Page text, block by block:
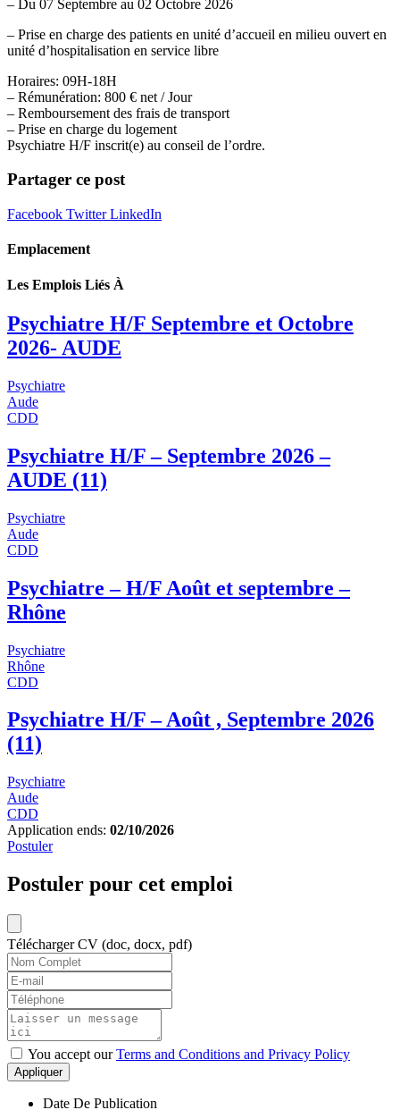
– Du 07 Septembre au 02 Octobre 2026
– Prise en charge des patients en unité d’accueil en milieu ouvert en
unité d’hospitalisation en service libre
Horaires: 09H-18H
– Rémunération: 800 € net / Jour
– Remboursement des frais de transport
– Prise en charge du logement
Psychiatre H/F inscrit(e) au conseil de l’ordre.
Partager ce post
Facebook TwitterLinkedIn
Emplacement
Les Emplois Liés À
Psychiatre H/F Septembre et Octobre
2026- AUDE
Psychiatre
Aude
CDD
Psychiatre H/F – Septembre 2026 –
AUDE (11)
Psychiatre
Aude
CDD
Psychiatre – H/F Août et septembre –
Rhône
Psychiatre
Rhône
CDD
Psychiatre H/F – Août , Septembre 2026
(11)
Psychiatre
Aude
CDD
Application ends: 02/10/2026
Postuler
Postuler pour cet emploi
Télécharger CV (doc, docx, pdf)
You accept ourTerms and Conditions and Privacy Policy
Appliquer
Date De Publication